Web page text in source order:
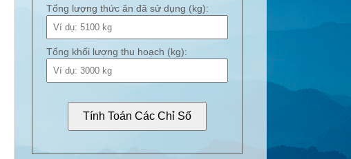
Tổng lượng thức ăn đã sử dụng (kg):
Tổng khối lượng thu hoạch (kg):
Tính Toán Các Chỉ Số